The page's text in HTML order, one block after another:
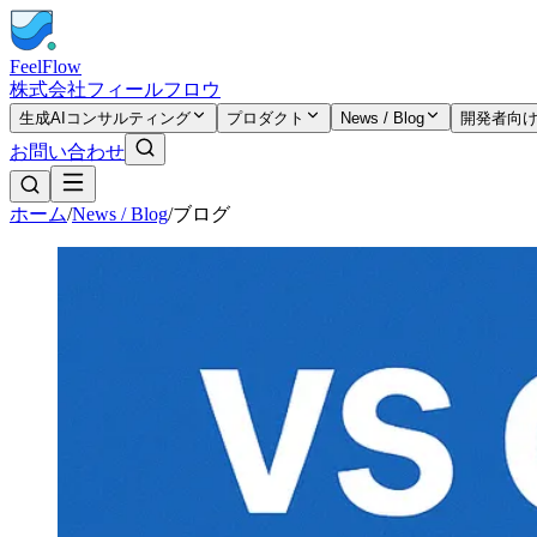
FeelFlow
株式会社フィールフロウ
生成AIコンサルティング プロダクト News / Blog 開発者向け
お問い合わせ
ホーム/News / Blog/ブログ